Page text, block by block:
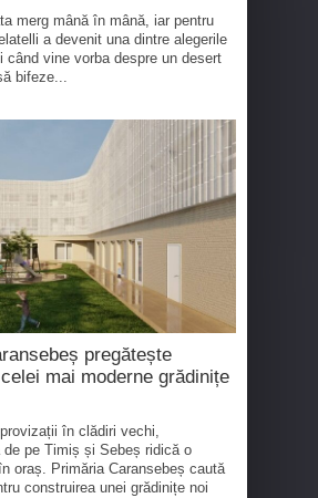
merg mână în mână, iar pentru
a devenit una dintre alegerile
când vine vorba despre un desert
bifeze...
pregătește
mai moderne grădinițe
în clădiri vechi,
de pe Timiș și Sebeș ridică o
oraș. Primăria Caransebeș caută
construirea unei grădinițe noi